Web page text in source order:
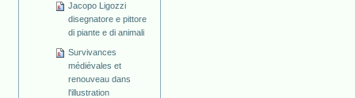
Jacopo Ligozzi
disegnatore e pittore
di piante e di animali
Survivances
médiévales et
renouveau dans
l'illustration